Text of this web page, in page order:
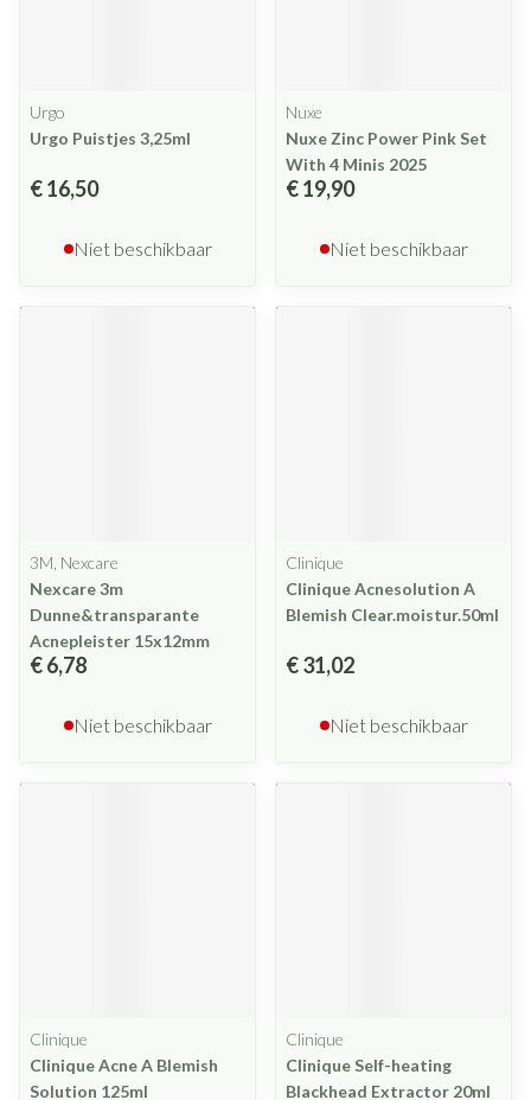
Urgo
Urgo Puistjes 3,25ml
€ 16,50
Niet beschikbaar
Nuxe
Nuxe Zinc Power Pink Set
With 4 Minis 2025
€ 19,90
Niet beschikbaar
3M, Nexcare
Nexcare 3m
Dunne&transparante
Acnepleister 15x12mm
€ 6,78
Niet beschikbaar
Clinique
Clinique Acnesolution A
Blemish Clear.moistur.50ml
€ 31,02
Niet beschikbaar
Clinique
Clinique Acne A Blemish
Solution 125ml
Clinique
Clinique Self-heating
Blackhead Extractor 20ml